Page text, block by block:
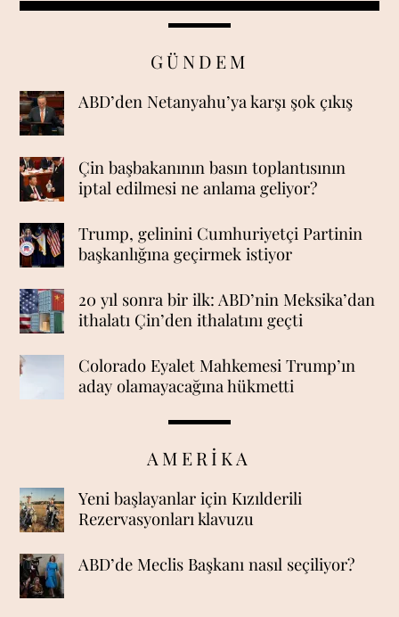
GÜNDEM
ABD’den Netanyahu’ya karşı şok çıkış
Çin başbakanının basın toplantısının
iptal edilmesi ne anlama geliyor?
Trump, gelinini Cumhuriyetçi Partinin
başkanlığına geçirmek istiyor
20 yıl sonra bir ilk: ABD’nin Meksika’dan
ithalatı Çin’den ithalatını geçti
Colorado Eyalet Mahkemesi Trump’ın
aday olamayacağına hükmetti
AMERİKA
Yeni başlayanlar için Kızılderili
Rezervasyonları klavuzu
ABD’de Meclis Başkanı nasıl seçiliyor?